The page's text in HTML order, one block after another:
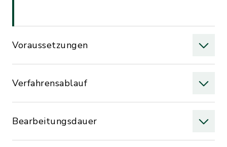
Voraussetzungen
Verfahrensablauf
Bearbeitungsdauer